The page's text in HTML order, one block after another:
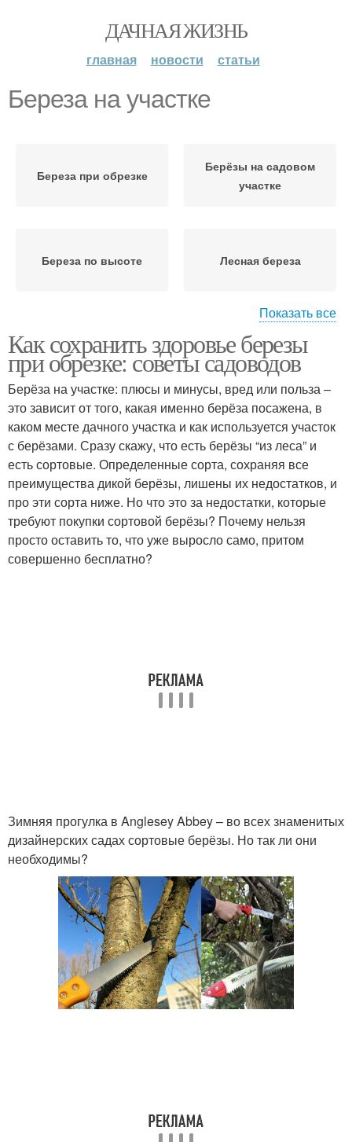
ДАЧНАЯ ЖИЗНЬ
главная новости статьи
Береза на участке
Береза при обрезке
Берёзы на садовом
участке
Береза по высоте Лесная береза
Лесные березы Береза от вредителей
Показать все
Как сохранить здоровье березы
при обрезке: советы садоводов
Берёза на участке: плюсы и минусы, вред или польза –
это зависит от того, какая именно берёза посажена, в
каком месте дачного участка и как используется участок
с берёзами. Сразу скажу, что есть берёзы “из леса” и
есть сортовые. Определенные сорта, сохраняя все
преимущества дикой берёзы, лишены их недостатков, и
про эти сорта ниже. Но что это за недостатки, которые
требуют покупки сортовой берёзы? Почему нельзя
просто оставить то, что уже выросло само, притом
совершенно бесплатно?
Зимняя прогулка в Anglesey Abbey – во всех знаменитых
дизайнерских садах сортовые берёзы. Но так ли они
необходимы?